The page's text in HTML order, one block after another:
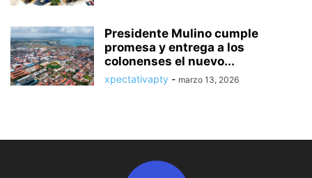
Presidente Mulino cumple
promesa y entrega a los
colonenses el nuevo...
xpectativapty - marzo 13, 2026